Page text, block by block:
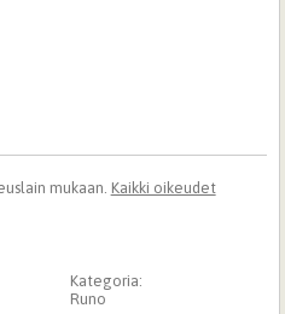
mukaan. Kaikki oikeudet
Kategoria:
Runo